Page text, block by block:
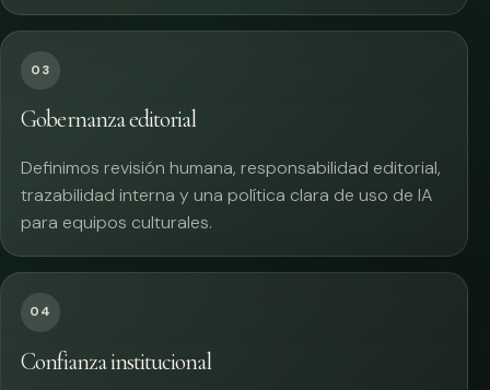
03
Gobernanza editorial
Definimos revisión humana, responsabilidad editorial,
trazabilidad interna y una política clara de uso de IA
para equipos culturales.
04
Confianza institucional